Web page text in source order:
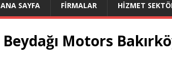
ANA SAYFA FIRMALAR HIZMET
Beydağı Motors